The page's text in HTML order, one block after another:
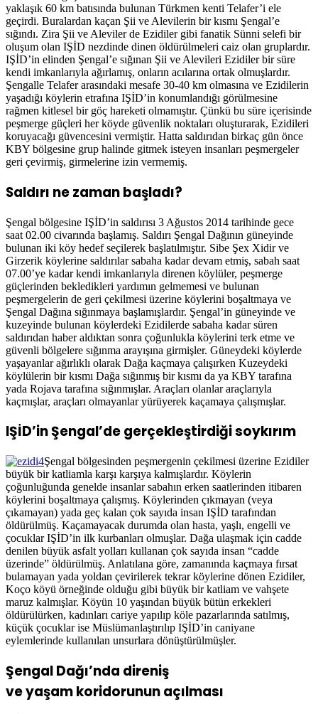
yaklaşık 60 km batısında bulunan Türkmen kenti Telafer’i ele
geçirdi. Buralardan kaçan Şii ve Alevilerin bir kısmı Şengal’e
sığındı. Zira Şii ve Aleviler de Ezidiler gibi fanatik Sünni selefi bir
oluşum olan IŞİD nezdinde dinen öldürülmeleri caiz olan gruplardır.
IŞİD’in elinden Şengal’e sığınan Şii ve Alevileri Ezidiler bir süre
kendi imkanlarıyla ağırlamış, onların acılarına ortak olmuşlardır.
Şengalle Telafer arasındaki mesafe 30-40 km olmasına ve Ezidilerin
yaşadığı köylerin etrafına IŞİD’in konumlandığı görülmesine
rağmen kitlesel bir göç hareketi olmamıştır. Çünkü bu süre içerisinde
peşmerge güçleri her köyde güvenlik noktaları oluşturarak, Ezidileri
koruyacağı güvencesini vermiştir. Hatta saldırıdan birkaç gün önce
KBY bölgesine grup halinde gitmek isteyen insanları peşmergeler
geri çevirmiş, girmelerine izin vermemiş.
Saldırı ne zaman başladı?
Şengal bölgesine IŞİD’in saldırısı 3 Ağustos 2014 tarihinde gece
saat 02.00 civarında başlamış. Saldırı Şengal Dağının güneyinde
bulunan iki köy hedef seçilerek başlatılmıştır. Sibe Şex Xidir ve
Girzerik köylerine saldırılar sabaha kadar devam etmiş, sabah saat
07.00’ye kadar kendi imkanlarıyla direnen köylüler, peşmerge
güçlerinden bekledikleri yardımın gelmemesi ve bulunan
peşmergelerin de geri çekilmesi üzerine köylerini boşaltmaya ve
Şengal Dağına sığınmaya başlamışlardır. Şengal’in güneyinde ve
kuzeyinde bulunan köylerdeki Ezidilerde sabaha kadar süren
saldırıdan haber aldıktan sonra çoğunlukla köylerini terk etme ve
güvenli bölgelere sığınma arayışına girmişler. Güneydeki köylerde
yaşayanlar ağırlıklı olarak Dağa kaçmaya çalışırken Kuzeydeki
köylülerin bir kısmı Dağa sığınmış bir kısmı da ya KBY tarafına
yada Rojava tarafına sığınmışlar. Araçları olanlar araçlarıyla
kaçmışlar, araçları olmayanlar yürüyerek kaçamaya çalışmışlar.
IŞİD’in Şengal’de gerçekleştirdiği soykırım
Şengal bölgesinden peşmergenin çekilmesi üzerine Ezidiler
büyük bir katliamla karşı karşıya kalmışlardır. Köylerin
çoğunluğunda genelde insanlar sabahın erken saatlerinden itibaren
köylerini boşaltmaya çalışmış. Köylerinden çıkmayan (veya
çıkamayan) yada geç kalan çok sayıda insan IŞİD tarafından
öldürülmüş. Kaçamayacak durumda olan hasta, yaşlı, engelli ve
çocuklar IŞİD’in ilk kurbanları olmuşlar. Dağa ulaşmak için cadde
denilen büyük asfalt yolları kullanan çok sayıda insan “cadde
üzerinde” öldürülmüş. Anlatılana göre, zamanında kaçmaya fırsat
bulamayan yada yoldan çevirilerek tekrar köylerine dönen Ezidiler,
Koço köyü örneğinde olduğu gibi büyük bir katliam ve vahşete
maruz kalmışlar. Köyün 10 yaşından büyük bütün erkekleri
öldürülürken, kadınları cariye yapılıp köle pazarlarında satılmış,
küçük çocuklar ise Müslümanlaştırılıp IŞİD’in caniyane
eylemlerinde kullanılan unsurlara dönüştürülmüşler.
Şengal Dağı’nda direniş
ve yaşam koridorunun açılması